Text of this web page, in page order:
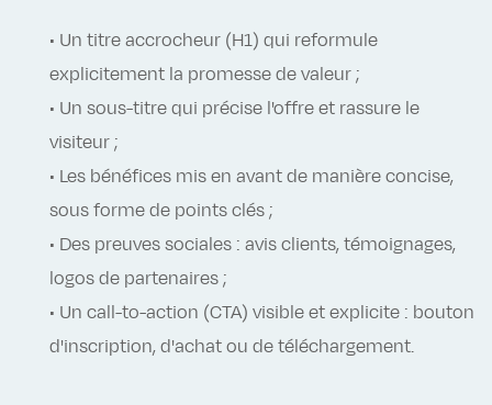
• Un titre accrocheur (H1) qui reformule
explicitement la promesse de valeur ;
• Un sous-titre qui précise l'offre et rassure le
visiteur ;
• Les bénéfices mis en avant de manière concise,
sous forme de points clés ;
• Des preuves sociales : avis clients, témoignages,
logos de partenaires ;
• Un call-to-action (CTA) visible et explicite : bouton
d'inscription, d'achat ou de téléchargement.